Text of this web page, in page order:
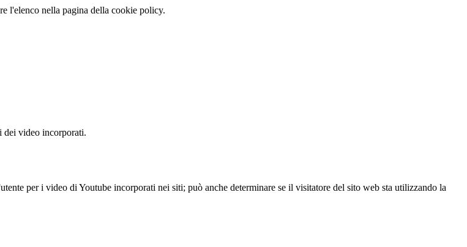
l'elenco nella pagina della cookie policy.
dei video incorporati.
per i video di Youtube incorporati nei siti; può anche determinare se il visitatore del sito web sta utilizzando la